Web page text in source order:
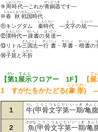
⑨ 周時代
しゅうじだい
―これが青銅器
せいどうき
です―
⑩春秋
しゅんじゅう
戦国時代
せんごくじだい
⑪キングダム 秦時代
しんじだい
―文字
もじ
の統一
とういつ
―
⑫漢時代
かんじだい
ー隷書
れいしょ
の発達
はったつ
ー
⑬リトル三国志
さんごくし
ー行書
ぎょうしょ
・ 草書
そうしょ
・ 楷書
かいしょ
の
⑭子規
しき
と不折
ふせつ
【第
だい
1展示
てんじ
フロアー 1F】 【
て
1 すがたをかたどる(象形
しょうけい
)
1 牛
うし
(甲骨文字第一期
こうこつもじだいいっき
/亀
きふく
2 魚
さかな
(甲骨文字第一期
こうこつもじだいいっき
/亀
きふ